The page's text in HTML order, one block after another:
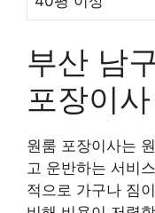
부산 남
포장이사
원룸 포장이사는
고 운반하는 서비
적으로 가구나 짐